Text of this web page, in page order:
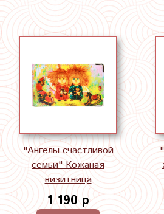
"Ангелы счастливой
семьи" Кожаная
визитница
1 190 р